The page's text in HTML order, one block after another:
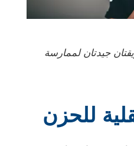
جيدتان لممارسة
للحزن